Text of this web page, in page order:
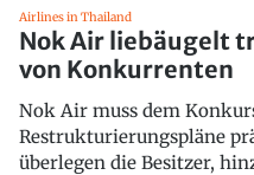
Airlines in Thailand
Nok Air liebäugelt
von Konkurrenten
Nok Air muss dem
Restrukturierungspläne
überlegen die Besitzer,